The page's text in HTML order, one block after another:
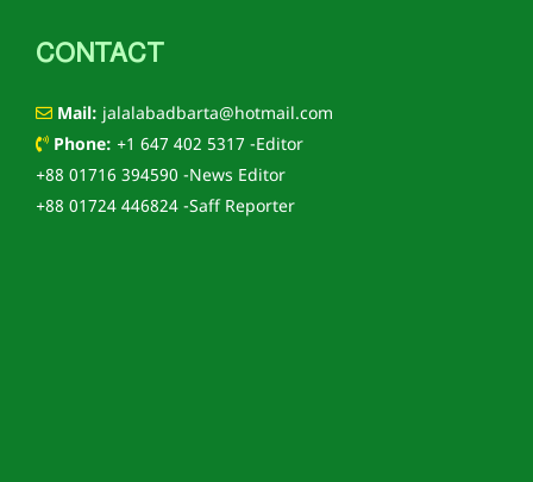
CONTACT
Mail: jalalabadbarta@hotmail.com
Phone: +1 647 402 5317 -Editor
+88 01716 394590 -News Editor
+88 01724 446824 -Saff Reporter